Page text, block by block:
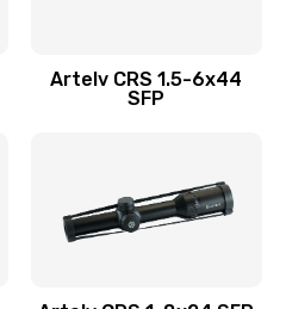
Artelv CRS 1.5-6x44
SFP